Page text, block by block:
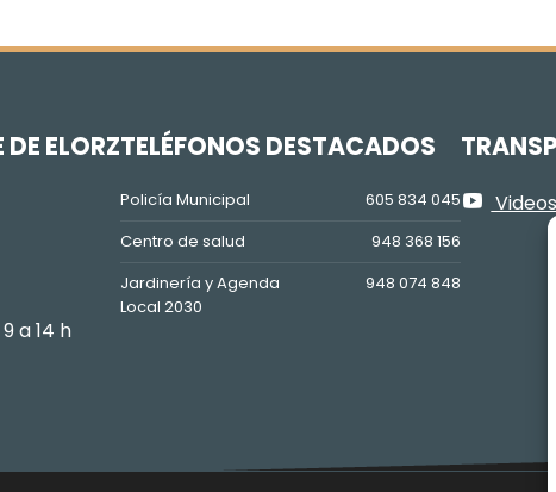
ELORZ
a 14 h
TELÉFONOS DESTACADOS
Policía Municipal
605 834 045
Centro de salud
948 368 156
Jardinería y Agenda
Local 2030
948 074 848